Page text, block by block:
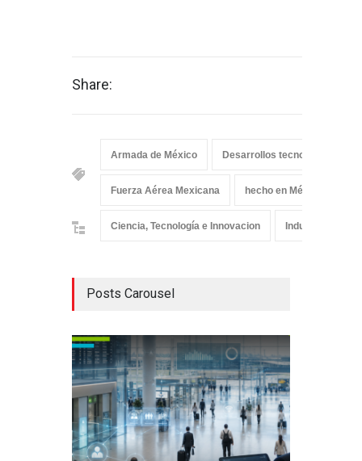
Share:
Armada de México Desarrollos tecnológicos
Fuerza Aérea Mexicana hecho en México
Ciencia, Tecnología e Innovacion Industria
Posts Carousel